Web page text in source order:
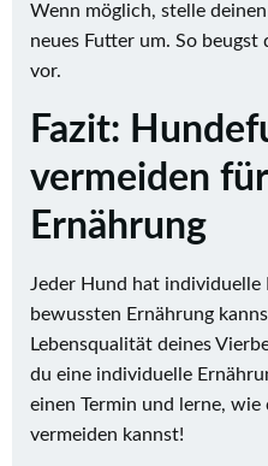
Wenn möglich, stelle
neues Futter um. So beugst
vor.
Fazit:
vermeiden
Ernährung
Jeder Hund hat
bewussten Ernährung
Lebensqualität deines
du eine individuelle
einen Termin und lerne,
vermeiden kannst!